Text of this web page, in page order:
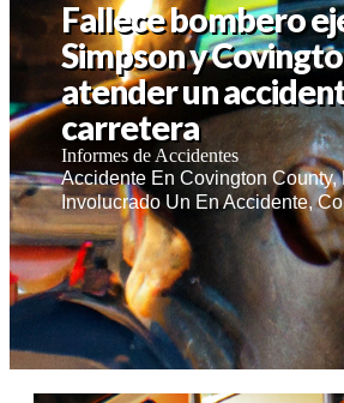
Fallece bombero
Simpson y
atender un
carretera
Informes de Accidentes
Accidente En Covington County,
Involucrado Un En Accidente,